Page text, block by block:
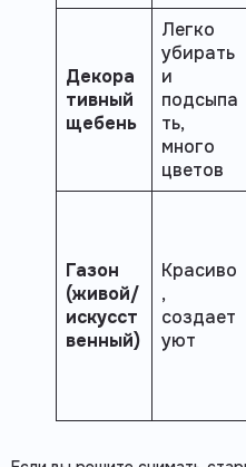
Декора
тивный
щебень
Легко
убирать
и
подсыпа
ть,
много
цветов
Газон
(живой/
искусст
венный)
Красиво
,
создает
уют